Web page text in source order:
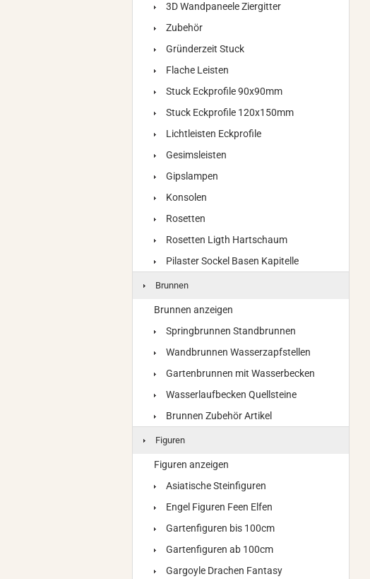
3D Wandpaneele Ziergitter
Zubehör
Gründerzeit Stuck
Flache Leisten
Stuck Eckprofile 90x90mm
Stuck Eckprofile 120x150mm
Lichtleisten Eckprofile
Gesimsleisten
Gipslampen
Konsolen
Rosetten
Rosetten Ligth Hartschaum
Pilaster Sockel Basen Kapitelle
Brunnen
Brunnen anzeigen
Springbrunnen Standbrunnen
Wandbrunnen Wasserzapfstellen
Gartenbrunnen mit Wasserbecken
Wasserlaufbecken Quellsteine
Brunnen Zubehör Artikel
Figuren
Figuren anzeigen
Asiatische Steinfiguren
Engel Figuren Feen Elfen
Gartenfiguren bis 100cm
Gartenfiguren ab 100cm
Gargoyle Drachen Fantasy